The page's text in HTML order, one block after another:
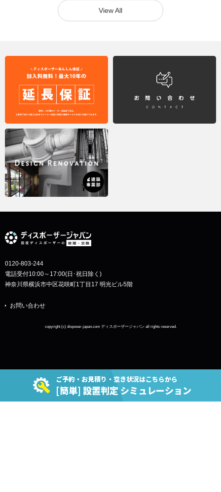
View All
0120-803-244
電話受付10:00～17:00(日･祝日除く)
神奈川県横浜市中区花咲町1丁目17 明光ビル5階
お問い合わせ
copyright (c) disposer-japan.com ディスポーザージャパン all rights reserved.
ご予約・お見積り・空き状況はこちらから
[簡単] 設置判定 シミュレーション